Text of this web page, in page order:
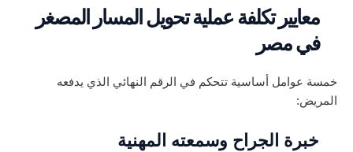
معايير تكلفة عملية تحويل المسار المصغر
في مصر
خمسة عوامل أساسية تتحكم في الرقم النهائي الذي يدفعه
المريض:
خبرة الجراح وسمعته المهنية